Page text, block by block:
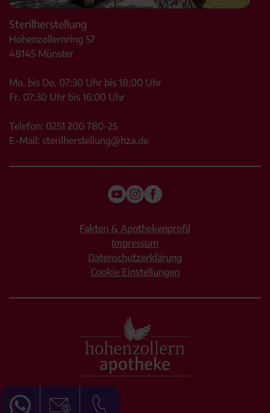
Sterilherstellung
Hohenzollernring 57
48145 Münster
Mo. bis Do. 07:30 Uhr bis 18:00 Uhr
Fr. 07:30 Uhr bis 16:00 Uhr
Telefon: 0251 200 780-25
E-Mail: sterilherstellung@hza.de
Fakten & Apothekenprofil
Impressum
Datenschutzerklärung
Cookie Einstellungen